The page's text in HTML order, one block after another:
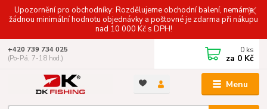
Upozornění pro obchodníky: Rozdělujeme obchodní balení, nemáme
žádnou minimální hodnotu objednávky a poštovné je zdarma při nákupu
nad 10 000 Kč s DPH!
Menu
+420 739 734 025
(Po-Pá, 7-18 hod.)
0 ks
za 0 Kč